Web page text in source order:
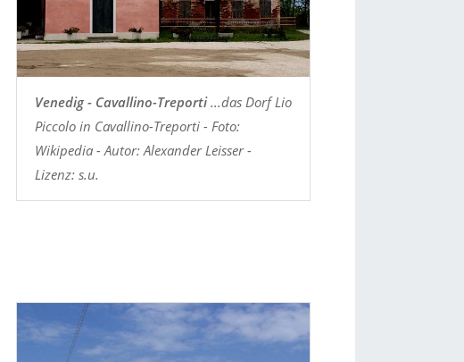
Venedig - Cavallino-Treporti...das Dorf Lio
Piccolo in Cavallino-Treporti - Foto:
Wikipedia - Autor: Alexander Leisser -
Lizenz: s.u.